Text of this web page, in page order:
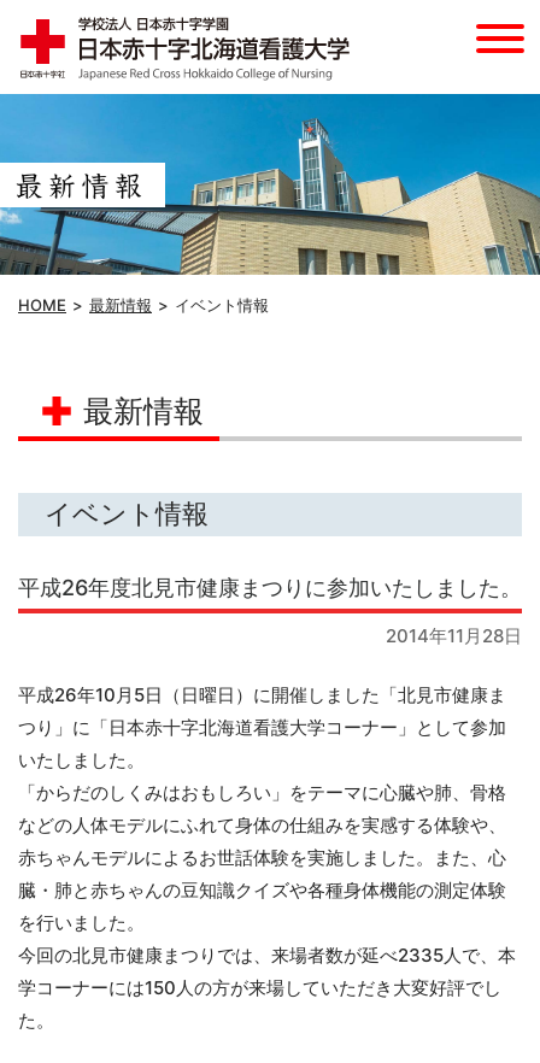
HOME 最新情報 イベント情報
最新情報
イベント情報
平成26年度北見市健康まつりに参加いたしました。
2014年11月28日
平成26年10月5日（日曜日）に開催しました「北見市健康ま
つり」に「日本赤十字北海道看護大学コーナー」として参加
いたしました。
「からだのしくみはおもしろい」をテーマに心臓や肺、骨格
などの人体モデルにふれて身体の仕組みを実感する体験や、
赤ちゃんモデルによるお世話体験を実施しました。また、心
臓・肺と赤ちゃんの豆知識クイズや各種身体機能の測定体験
を行いました。
今回の北見市健康まつりでは、来場者数が延べ2335人で、本
学コーナーには150人の方が来場していただき大変好評でし
た。